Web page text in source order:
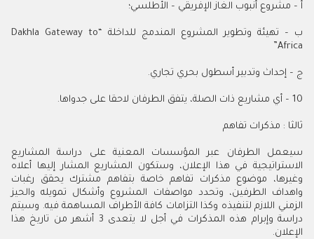
أ – مشروع أنبوب الغاز الإفريقي – الأطلسي؛
ب – تهيئة وتطوير المشروع المندمج للداخلة “Dakhla Gateway to
Africa”
ج – إحداث وتدبير أسطول بحري تجاري.
10 – أي مشاريع ذات الصلة، يتفق الطرفان لاحقا على جدواها.
ثالثا : مذكرات تفاهم
سيعمل الطرفان عبر المؤسسات المعنية على دراسة المشاريع
الاستراتيجية في هذا الإعلان، وستكون المشاريع المشار إليها أعلاه
وغيرها، موضوع مذكرات تفاهم خاصة بتفاهم مشترك يحقق رغبات
واهداف الطرفين، وتحدد مواصفات المشروع وأشكال تمويله والحيز
الزمني اللازم لتنفيذه وكذا التزامات كافة الأطراف المساهمة فيه. وسيتم
دراسة وإبرام هذه المذكرات في أجل لا يتعدى 3 أشهر من تاريخ هذا
الإعلان.